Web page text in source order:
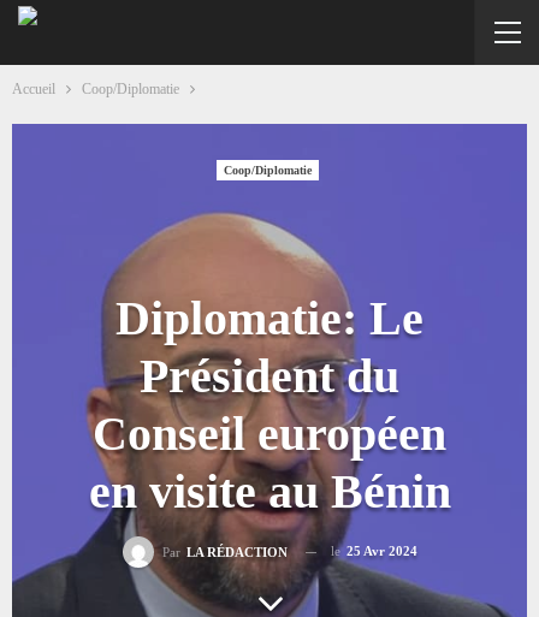
Accueil Coop/Diplomatie
Coop/Diplomatie
Diplomatie: Le
Président du
Conseil européen
en visite au Bénin
Par LA RÉDACTION le 25 Avr 2024